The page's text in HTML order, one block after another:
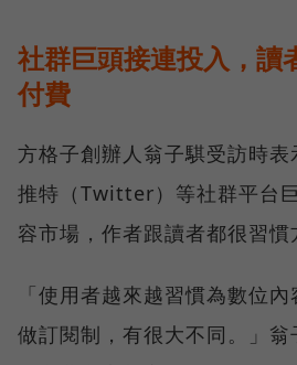
社群巨頭接連投入，讀
付費
方格子創辦人翁子騏受訪時表
推特（Twitter）等社群平台
容市場，作者跟讀者都很習慣
「使用者越來越習慣為數位
做訂閱制，有很大不同。」